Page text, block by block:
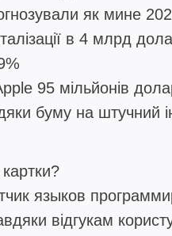
як мине
в 4 млрд
95 мільйонів
буму на штучний
языков
відгукам